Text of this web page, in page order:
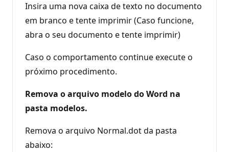
Insira uma nova caixa de texto no documento
em branco e tente imprimir (Caso funcione,
abra o seu documento e tente imprimir)
Caso o comportamento continue execute o
próximo procedimento.
Remova o arquivo modelo do Word na
pasta modelos.
Remova o arquivo Normal.dot da pasta
abaixo: